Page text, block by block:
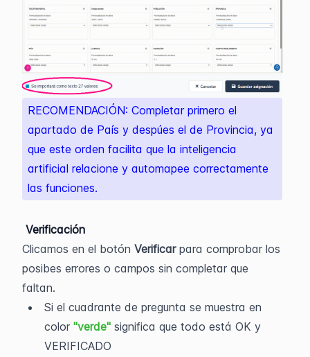
RECOMENDACIÓN: Completar primero el
apartado de País y despúes el de Provincia, ya
que este orden facilita que la inteligencia
artificial relacione y automapee correctamente
las funciones.
Verificación
Clicamos en el botón Verificar para comprobar los
posibes errores o campos sin completar que
faltan.
Si el cuadrante de pregunta se muestra en
color "verde" significa que todo está OK y
VERIFICADO